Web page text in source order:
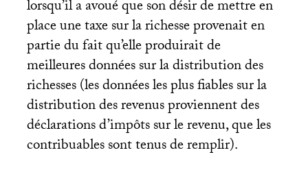
lorsqu’il a avoué que son désir de mettre en
place une taxe sur la richesse provenait en
partie du fait qu’elle produirait de
meilleures données sur la distribution des
richesses (les données les plus fiables sur la
distribution des revenus proviennent des
déclarations d’impôts sur le revenu, que les
contribuables sont tenus de remplir).